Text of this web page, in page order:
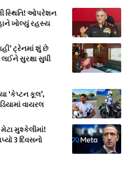
સ્થિતિ! ઓપરેશન
ખોલ્યું રહસ્ય
ટ્રેનમાં શું છે
સુરક્ષા સુધી
‘કેપ્ટન કૂલ’,
વાયરલ
મેટા મુશ્કેલીમાં!
3 દિવસનો